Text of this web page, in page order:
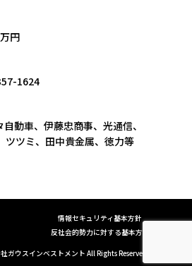
円
1624
自動車、伊藤忠商事、光通信、
ツツミ、田中貴金属、徳力等
情報セキュリティ基本方針
反社会的勢力に対する基本方針
ガウスインベストメント All Rights Reserved.